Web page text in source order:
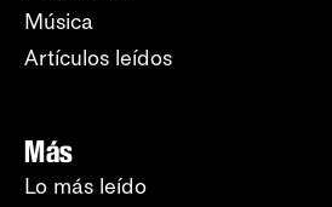
Música
Artículos leídos
Más
Lo más leído